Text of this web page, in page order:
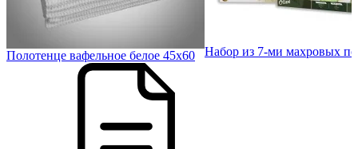
Полотенце вафельное белое 45х60 Набор из 7-ми махровых